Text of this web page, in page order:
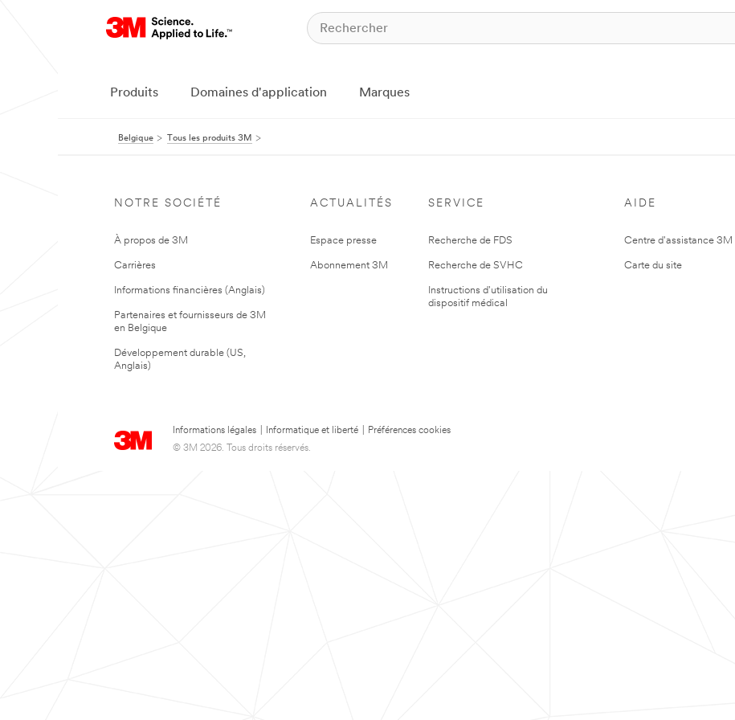
Produits Domaines d'application Marques
Belgique Tous les produits 3M
NOTRE SOCIÉTÉ
À propos de 3M
Carrières
Informations financières (Anglais)
Partenaires et fournisseurs de 3M
en Belgique
Développement durable (US,
Anglais)
ACTUALITÉS
Espace presse
Abonnement 3M
SERVICE
Recherche de FDS
Recherche de SVHC
Instructions d'utilisation du
dispositif médical
AIDE
Centre d'assistance 3M
Carte du site
Informations légales Informatique et liberté
Préférences cookies
© 3M 2026. Tous droits réservés.